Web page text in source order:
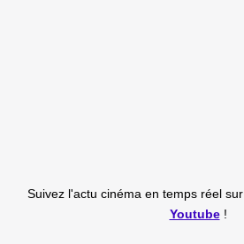
Suivez l'actu cinéma en temps réel sur
Youtube!